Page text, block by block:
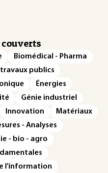
couverts
Biomédical - Pharma
publics
Énergies
Génie industriel
Innovation
Matériaux
- Analyses
- bio - agro
l'information